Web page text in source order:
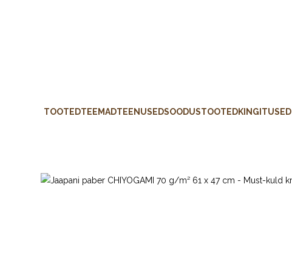
TOOTEDTEEMADTEENUSEDSOODUSTOOTEDKINGITUSED